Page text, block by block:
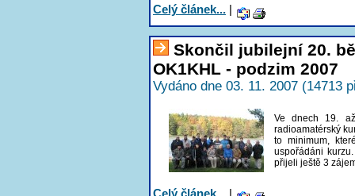
Celý článek... |
Skončil jubilejní 20.
OK1KHL - podzim 2007
Vydáno dne 03. 11. 2007 (14713
Ve dnech 19.
radioamatérský
to minimum,
uspořádáni
přijeli ještě 3
Celý článek... |